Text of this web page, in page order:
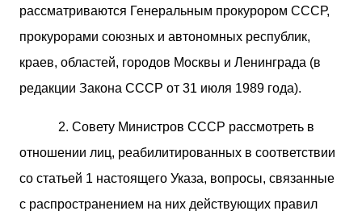
рассматриваются Генеральным прокурором СССР,
прокурорами союзных и автономных республик,
краев, областей, городов Москвы и Ленинграда (в
редакции Закона СССР от 31 июля 1989 года).
2. Совету Министров СССР рассмотреть в
отношении лиц, реабилитированных в соответствии
со статьей 1 настоящего Указа, вопросы, связанные
с распространением на них действующих правил